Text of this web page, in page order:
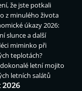
že jste potkali
z minulého života
úkazy 2026:
slunce a další
miminko při
teplotách?
dokonalé letní mojito
letních salátů
2026